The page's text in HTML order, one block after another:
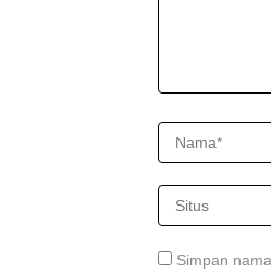
Simpan